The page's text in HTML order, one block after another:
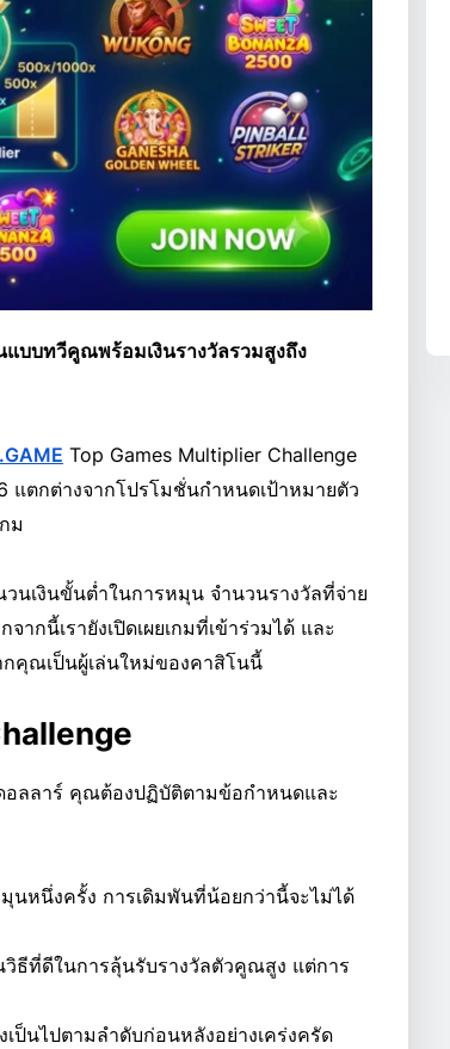
บบทวีคูณพร้อมเงินรางวัลรวมสูงถึง
Top Games Multiplier Challenge
ตกต่างจากโปรโมชั่นกำหนดเป้าหมายตัว
ม
นเงินขั้นต่ำในการหมุน จำนวนรางวัลที่จ่าย
กนี้เรายังเปิดเผยเกมที่เข้าร่วมได้ และ
กคุณเป็นผู้เล่นใหม่ของคาสิโนนี้
อลลาร์ คุณต้องปฏิบัติตามข้อกำหนดและ
นหนึ่งครั้ง การเดิมพันที่น้อยกว่านี้จะไม่ได้
ธีที่ดีในการลุ้นรับรางวัลตัวคูณสูง แต่การ
เป็นไปตามลำดับก่อนหลังอย่างเคร่งครัด